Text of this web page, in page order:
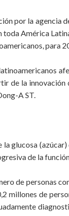
por la agencia
América
para
de la
A ST.
glucosa
de la
de personas
millones de